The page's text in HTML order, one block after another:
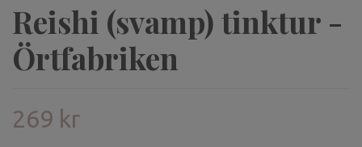
Reishi (svamp) tinktur -
Örtfabriken
269 kr